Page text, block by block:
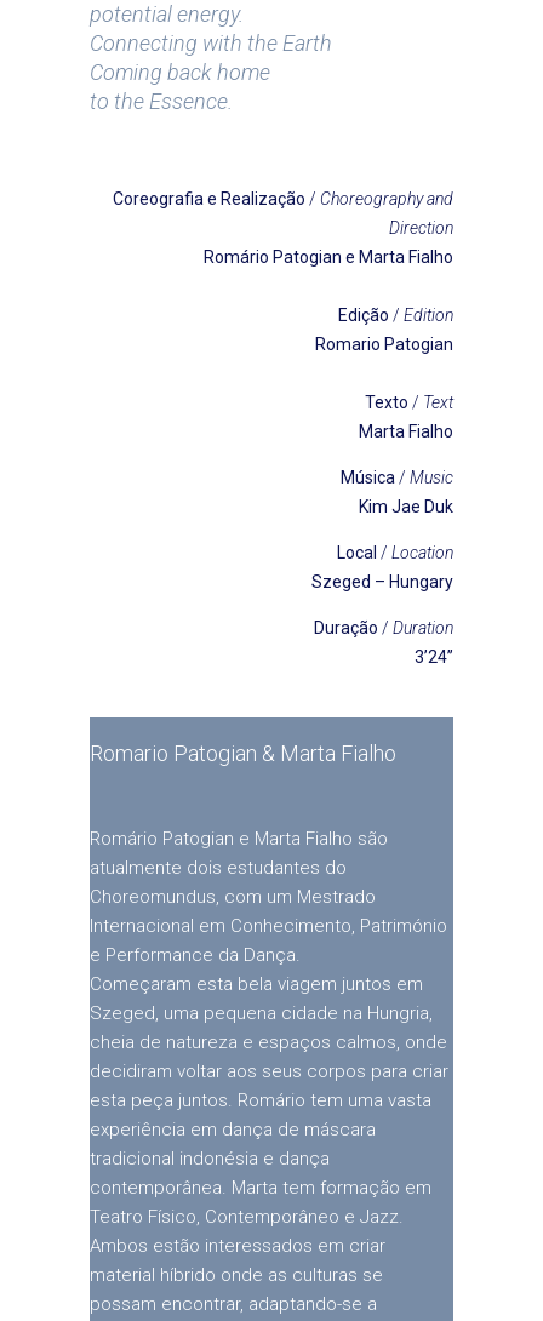
potential energy.
Connecting with the Earth
Coming back home
to the Essence.
Coreografia e Realização / Choreography and
Direction
Romário Patogian e Marta Fialho
Edição / Edition
Romario Patogian
Texto / Text
Marta Fialho
Música / Music
Kim Jae Duk
Local / Location
Szeged – Hungary
Duração / Duration
3’24’’
Romario Patogian & Marta Fialho
Romário Patogian e Marta Fialho são
atualmente dois estudantes do
Choreomundus, com um Mestrado
Internacional em Conhecimento, Património
e Performance da Dança.
Começaram esta bela viagem juntos em
Szeged, uma pequena cidade na Hungria,
cheia de natureza e espaços calmos, onde
decidiram voltar aos seus corpos para criar
esta peça juntos. Romário tem uma vasta
experiência em dança de máscara
tradicional indonésia e dança
contemporânea. Marta tem formação em
Teatro Físico, Contemporâneo e Jazz.
Ambos estão interessados em criar
material híbrido onde as culturas se
possam encontrar, adaptando-se a